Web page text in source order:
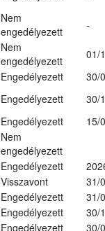
Nem
engedélyezett
-
Nem
engedélyezett
01/
Engedélyezett
30/
Engedélyezett
30/
Engedélyezett
15/
Nem
engedélyezett
Engedélyezett
Visszavont
31/
Engedélyezett
31/
Engedélyezett
30/
Engedélyezett
30/